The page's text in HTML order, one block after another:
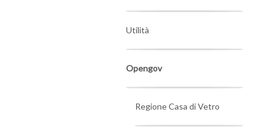
Utilità
Opengov
Regione Casa di Vetro